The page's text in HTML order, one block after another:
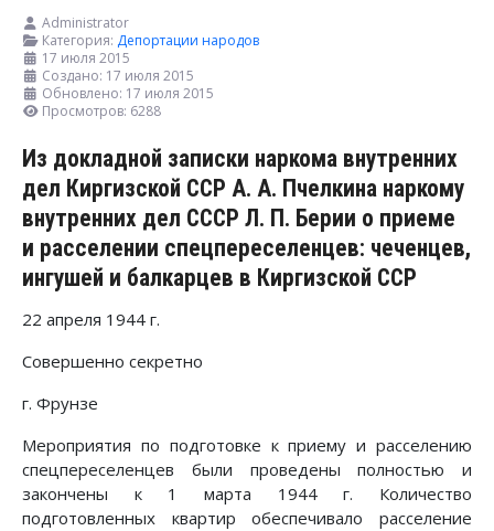
Administrator
Категория: Депортации народов
17 июля 2015
Создано: 17 июля 2015
Обновлено: 17 июля 2015
Просмотров: 6288
Из докладной записки наркома внутренних
дел Киргизской ССР А. А. Пчелкина наркому
внутренних дел СССР Л. П. Берии о приеме
и расселении спецпереселенцев: чеченцев,
ингушей и балкарцев в Киргизской ССР
22 апреля 1944 г.
Совершенно секретно
г. Фрунзе
Мероприятия по подготовке к приему и расселению
спецпереселенцев были проведены полностью и
закончены к 1 марта 1944 г. Количество
подготовленных квартир обеспечивало расселение